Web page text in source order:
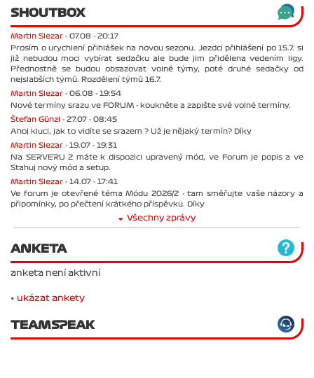
SHOUTBOX
Martin Slezar - 07.08 - 20:17
Prosím o urychlení přihlášek na novou sezonu. Jezdci přihlášení po 15.7. si
již nebudou moci vybírat sedačku ale bude jim přidělena vedením ligy.
Přednostně se budou obsazovat volné týmy, poté druhé sedačky od
nejslabších týmů. Rozdělení týmů 16.7.
Martin Slezar - 06.08 - 19:54
Nové termíny srazu ve FORUM - koukněte a zapište své volné termíny.
Štefan Günzl - 27.07 - 08:45
Ahoj kluci, jak to vidíte se srazem ? Už je nějaký termín? Díky
Martin Slezar - 19.07 - 19:31
Na SERVERU 2 máte k dispozici upravený mód, ve Forum je popis a ve
Stahuj nový mód a setup.
Martin Slezar - 14.07 - 17:41
Ve forum je otevřené téma Módu 2026/2 - tam směřujte vaše názory a
připomínky, po přečtení krátkého příspěvku. Díky
Všechny zprávy
ANKETA
anketa není aktivní
• ukázat ankety
TEAMSPEAK